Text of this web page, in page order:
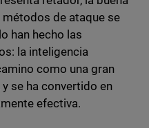
de ataque se
han hecho las
la inteligencia
como una gran
se ha convertido en
efectiva.